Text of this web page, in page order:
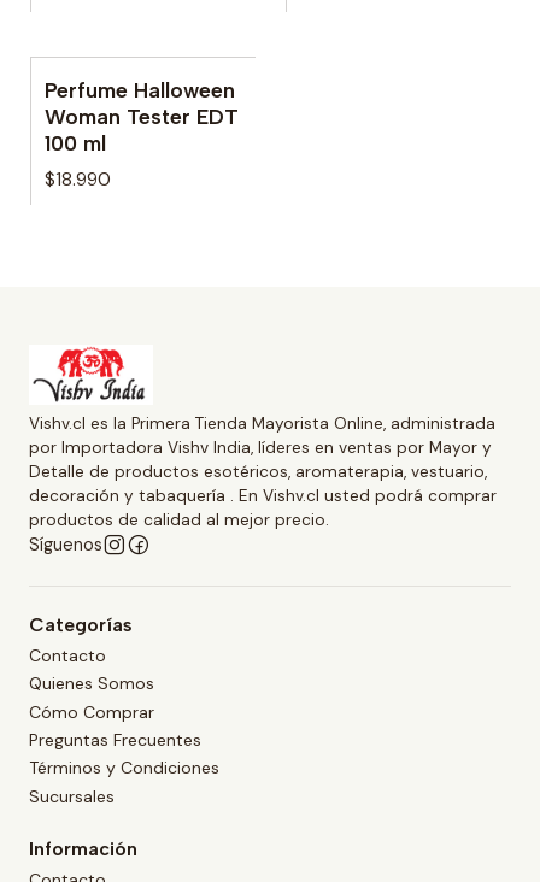
No disponible
Perfume Halloween
Woman Tester EDT
100 ml
$18.990
Vishv.cl es la Primera Tienda Mayorista Online, administrada
por Importadora Vishv India, líderes en ventas por Mayor y
Detalle de productos esotéricos, aromaterapia, vestuario,
decoración y tabaquería . En Vishv.cl usted podrá comprar
productos de calidad al mejor precio.
Síguenos
Categorías
Contacto
Quienes Somos
Cómo Comprar
Preguntas Frecuentes
Términos y Condiciones
Sucursales
Información